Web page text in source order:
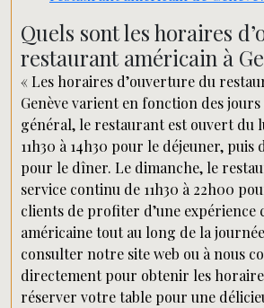
Quels sont les horaires
restaurant américain à
« Les horaires d’ouverture du
Genève varient en fonction des jours
général, le restaurant est ouvert du
11h30 à 14h30 pour le déjeuner, puis
pour le dîner. Le dimanche, le
service continu de 11h30 à 22h00
clients de profiter d’une expérience
américaine tout au long de la
consulter notre site web ou à nous
directement pour obtenir les
réserver votre table pour une